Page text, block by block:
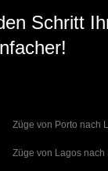
Schritt
Züge von Porto nach
Züge von Lagos nach